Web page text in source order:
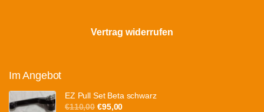
Vertrag widerrufen
Im Angebot
EZ Pull Set Beta schwarz
€110,00 Ursprünglicher
€95,00Aktueller